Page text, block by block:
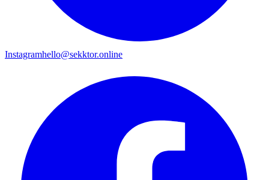
Instagramhello@sekktor.online